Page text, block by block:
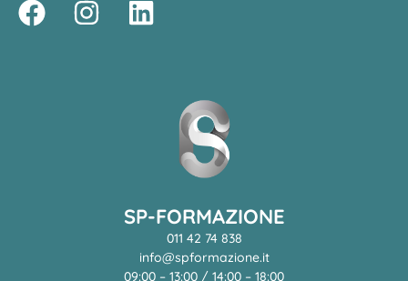
SP-FORMAZIONE
011 42 74 838
info@spformazione.it
09:00 – 13:00 / 14:00 – 18:00